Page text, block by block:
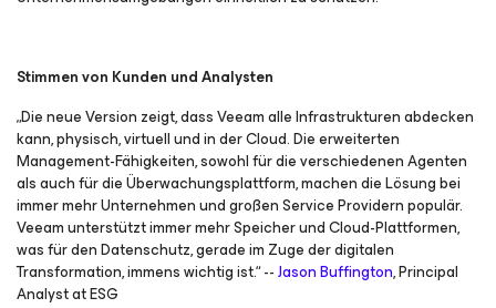
Stimmen von Kunden und Analysten
„Die neue Version zeigt, dass Veeam alle Infrastrukturen abdecken
kann, physisch, virtuell und in der Cloud. Die erweiterten
Management-Fähigkeiten, sowohl für die verschiedenen Agenten
als auch für die Überwachungsplattform, machen die Lösung bei
immer mehr Unternehmen und großen Service Providern populär.
Veeam unterstützt immer mehr Speicher und Cloud-Plattformen,
was für den Datenschutz, gerade im Zuge der digitalen
Transformation, immens wichtig ist.“ --Jason Buffington, Principal
Analyst at ESG